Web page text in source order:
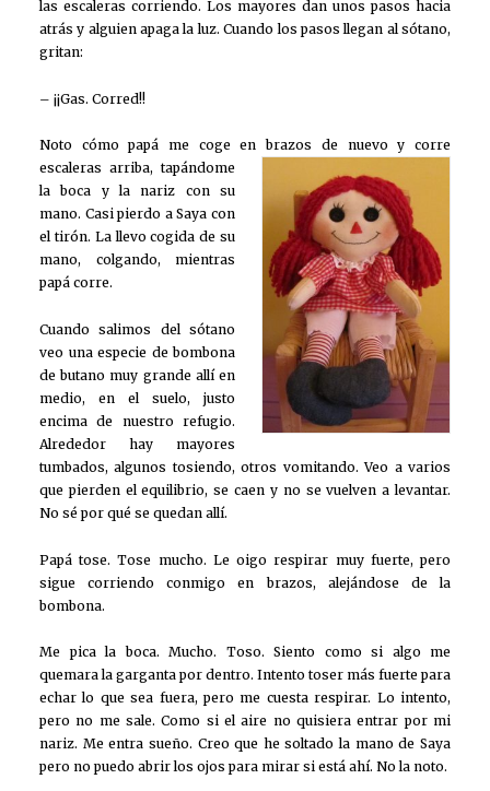
las escaleras corriendo. Los mayores dan unos pasos hacia
atrás y alguien apaga la luz. Cuando los pasos llegan al sótano,
gritan:
– ¡¡Gas. Corred!!
Noto cómo papá me coge en brazos de nuevo y corre
escaleras arriba, tapándome
la boca y la nariz con su
mano. Casi pierdo a Saya con
el tirón. La llevo cogida de su
mano, colgando, mientras
papá corre.
Cuando salimos del sótano
veo una especie de bombona
de butano muy grande allí en
medio, en el suelo, justo
encima de nuestro refugio.
Alrededor hay mayores
tumbados, algunos tosiendo, otros vomitando. Veo a varios
que pierden el equilibrio, se caen y no se vuelven a levantar.
No sé por qué se quedan allí.
Papá tose. Tose mucho. Le oigo respirar muy fuerte, pero
sigue corriendo conmigo en brazos, alejándose de la
bombona.
Me pica la boca. Mucho. Toso. Siento como si algo me
quemara la garganta por dentro. Intento toser más fuerte para
echar lo que sea fuera, pero me cuesta respirar. Lo intento,
pero no me sale. Como si el aire no quisiera entrar por mi
nariz. Me entra sueño. Creo que he soltado la mano de Saya
pero no puedo abrir los ojos para mirar si está ahí. No la noto.